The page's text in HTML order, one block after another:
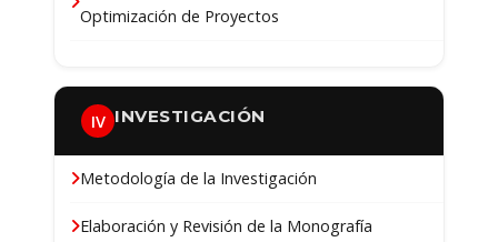
Optimización de Proyectos
IV INVESTIGACIÓN
Metodología de la Investigación
Elaboración y Revisión de la Monografía